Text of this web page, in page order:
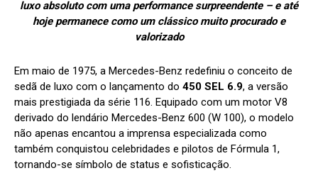
luxo absoluto com uma performance surpreendente – e até
hoje permanece como um clássico muito procurado e
valorizado
Em maio de 1975, a Mercedes-Benz redefiniu o conceito de
sedã de luxo com o lançamento do 450 SEL 6.9, a versão
mais prestigiada da série 116. Equipado com um motor V8
derivado do lendário Mercedes-Benz 600 (W 100), o modelo
não apenas encantou a imprensa especializada como
também conquistou celebridades e pilotos de Fórmula 1,
tornando-se símbolo de status e sofisticação.